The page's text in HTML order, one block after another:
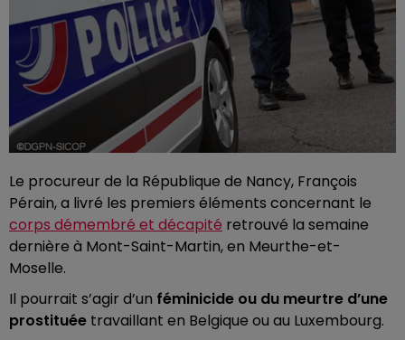
Le procureur de la République de Nancy, François
Pérain, a livré les premiers éléments concernant le
corps démembré et décapité retrouvé la semaine
dernière à Mont-Saint-Martin, en Meurthe-et-
Moselle.
Il pourrait s’agir d’un féminicide ou du meurtre d’une
prostituée travaillant en Belgique ou au Luxembourg.